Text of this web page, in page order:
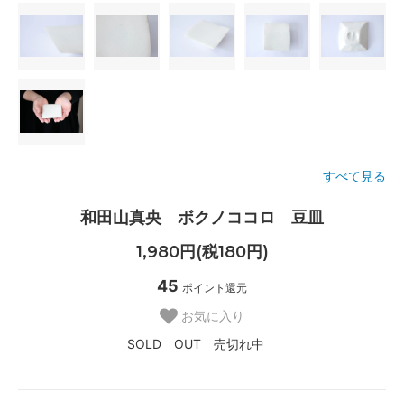
すべて見る
和田山真央 ボクノココロ 豆皿
1,980円(税180円)
45 ポイント還元
お気に入り
SOLD OUT 売切れ中